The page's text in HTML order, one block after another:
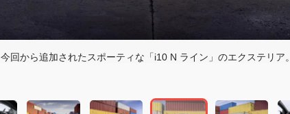
今回から追加されたスポーティな「i10 N ライン」のエクステリア。